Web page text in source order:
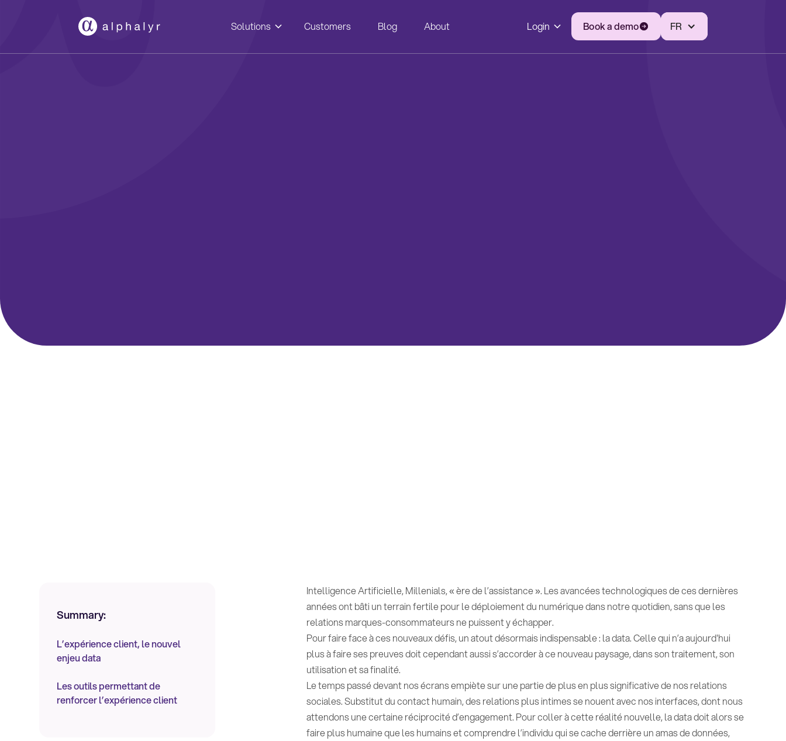
Solutions Customers Blog About Login Book a demo FR
Summary:
L’expérience client, le nouvel
enjeu data
Les outils permettant de
renforcer l’expérience client
Intelligence Artificielle, Millenials, « ère de l’assistance ». Les avancées technologiques de ces dernières
années ont bâti un terrain fertile pour le déploiement du numérique dans notre quotidien, sans que les
relations marques-consommateurs ne puissent y échapper.
Pour faire face à ces nouveaux défis, un atout désormais indispensable : la data. Celle qui n’a aujourd'hui
plus à faire ses preuves doit cependant aussi s’accorder à ce nouveau paysage, dans son traitement, son
utilisation et sa finalité.
Le temps passé devant nos écrans empiète sur une partie de plus en plus significative de nos relations
sociales. Substitut du contact humain, des relations plus intimes se nouent avec nos interfaces, dont nous
attendons une certaine réciprocité d’engagement. Pour coller à cette réalité nouvelle, la data doit alors se
faire plus humaine que les humains et comprendre l’individu qui se cache derrière un amas de données,